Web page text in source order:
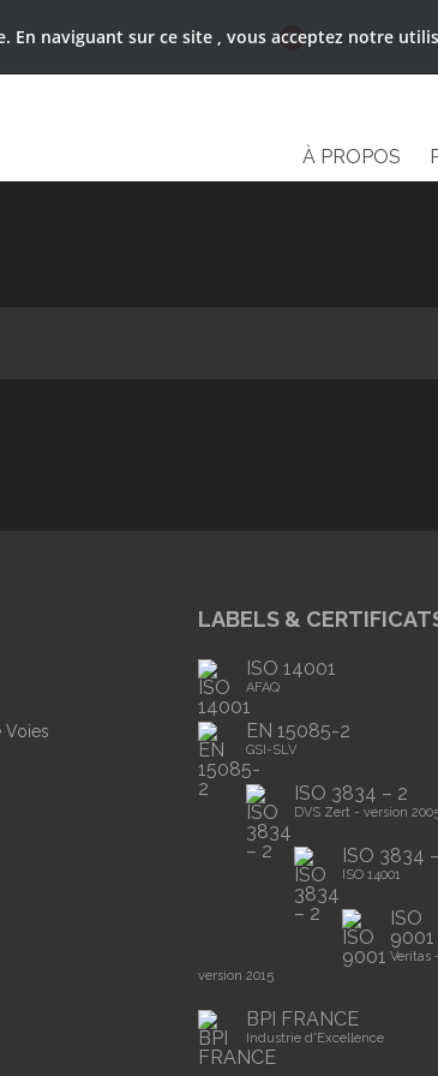
Nous Contacter
À PROPOS
Voies
LABELS &
ISO 14001
AFAQ
EN 15085-2
GSI-SLV
ISO 3834 – 2
DVS Zert - version
ISO 3834
ISO 14001
ISO
9001
Veritas -
version 2015
BPI FRANCE
Industrie d'Excellence
naviguant sur ce site , vous acceptez notre